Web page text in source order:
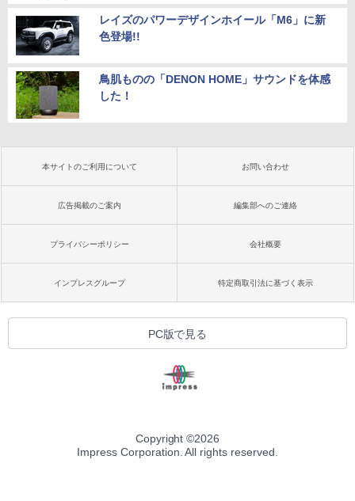
レイズのパワーデザインホイール「M6」に新
色登場!!
鳥肌ものの「DENON HOME」サウンドを体感
した！
本サイトのご利用について お問い合わせ
広告掲載のご案内 編集部へのご連絡
プライバシーポリシー 会社概要
インプレスグループ 特定商取引法に基づく表示
PC版で見る
Copyright ©2026
Impress Corporation. All rights reserved.